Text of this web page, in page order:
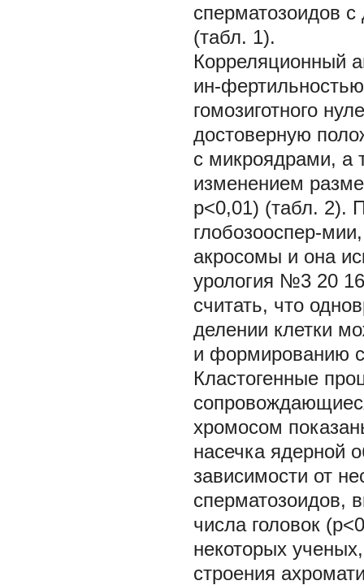
сперматозоидов
(табл. 1).
Корреляционный
ин-
гомозиготного
достоверную
с микроядрами, а
изменением
p<0,01) (табл. 2).
глобозооспер-
акросомы и она
урология №3 20
считать, что
делении клетки
и формированию
Кластогенные
хромосом
насечка ядерной
зависимости от
сперматозоидов,
числа головок
некоторых
строения